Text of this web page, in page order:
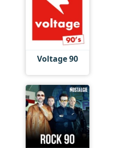
Voltage 90